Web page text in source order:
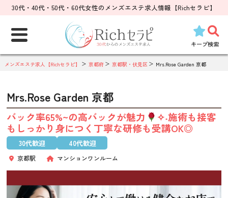
30代・40代・50代・60代女性のメンズエステ求人情報【Richセラピ】
キープ検索
索:
メンズエステ求人【Richセラピ】 京都府 京都駅・伏見区 Mrs.Rose Garden 京都
Mrs.Rose Garden 京都
バック率65%~の高バックが魅力
✧˖施術も接客
もしっかり身につく丁寧な研修も受講OK◎
30代歓迎 40代歓迎
京都駅 マンションワンルーム